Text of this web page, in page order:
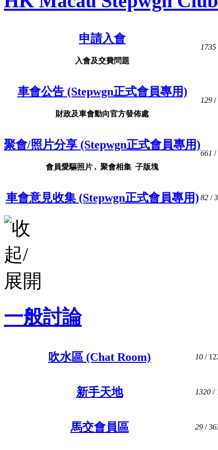
申請入會
入會及交費問題
1735
車會公告 (Stepwgn正式會員專用)
財政及車會動向官方發佈處
129 /
聚會/照片分享 (Stepwgn正式會員專用)
會員愛驅照片 , 聚會相集 子版塊
661 /
車會意見收集 (Stepwgn正式會員專用) 82 /
一般討論
吹水區 (Chat Room) 10 /
新手天地 1320 /
馬交會員區 29 /